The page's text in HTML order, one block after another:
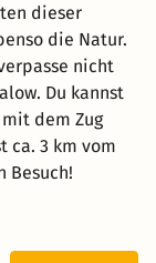
dieser
die Natur.
nicht
Du kannst
dem Zug
ca. 3 km vom
Besuch!